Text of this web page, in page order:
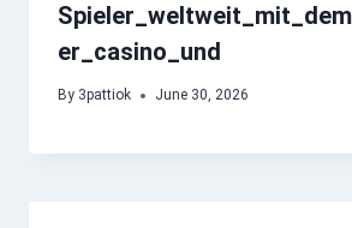
er_casino_und
By 3pattiok June 30, 2026